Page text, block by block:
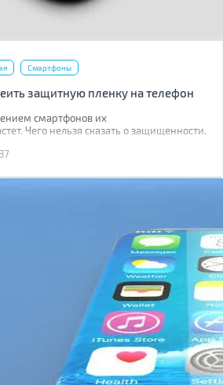
Смартфоны
защитную пленку на телефон
смартфонов их
Чего нельзя сказать о защищенности.
все также уязвимы к механическим